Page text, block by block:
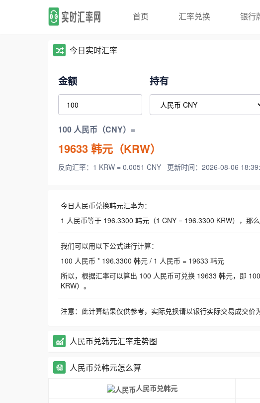
首页 汇率兑换 银行
今日实时汇率
金额 持有
100 人民币（CNY）=
19633韩元（KRW）
反向汇率：1 KRW = 0.0051 CNY 更新时间：2026-08-06
今日人民币兑换韩元汇率为：
1 人民币等于 196.3300 韩元（1 CNY = 196.3300 KRW），那
我们可以用以下公式进行计算：
100 人民币 * 196.3300 韩元 / 1 人民币 = 19633 韩元
所以，根据汇率可以算出 100 人民币可兑换 19633 韩元，即
KRW）。
注意：此计算结果仅供参考，实际兑换请以银行实际交易成交价
人民币兑韩元汇率走势图
人民币兑韩元怎么算
人民币兑韩元